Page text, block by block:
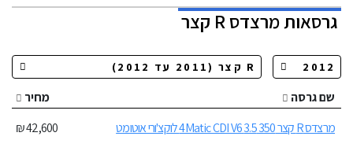
גרסאותמרצדס R קצר
שם גרסה
מחיר
מרצדס R קצר 350 3.5 4Matic CDI V6 לוקצ'ורי אוטומט
42,600 ₪